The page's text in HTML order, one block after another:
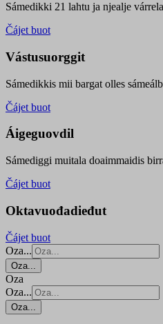
Sámedikki 21 lahtu ja njealje
Čájet buot
Vástusuorggit
Sámedikkis mii bargat olles
Čájet buot
Áigeguovdil
Sámediggi muitala doaimmaidis
Čájet buot
Oktavuođadieđut
Čájet buot
Oza...
Oza...
Oza
Oza...
Oza...